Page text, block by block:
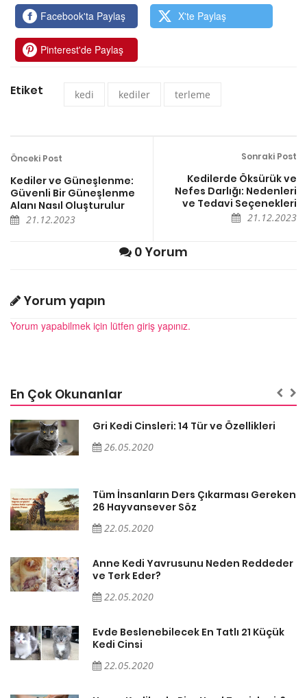
Facebook'ta Paylaş
X'te Paylaş
Pinterest'de Paylaş
Etiket kedi kediler terleme
Önceki Post
Kediler ve Güneşlenme:
Güvenli Bir Güneşlenme
Alanı Nasıl Oluşturulur
21.12.2023
Sonraki Post
Kedilerde Öksürük ve
Nefes Darlığı: Nedenleri
ve Tedavi Seçenekleri
21.12.2023
0 Yorum
Yorum yapın
Yorum yapabilmek için lütfen giriş yapınız.
En Çok Okunanlar
Gri Kedi Cinsleri: 14 Tür ve Özellikleri
26.05.2020
Tüm İnsanların Ders Çıkarması Gereken
26 Hayvansever Söz
22.05.2020
Anne Kedi Yavrusunu Neden Reddeder
ve Terk Eder?
22.05.2020
Evde Beslenebilecek En Tatlı 21 Küçük
Kedi Cinsi
22.05.2020